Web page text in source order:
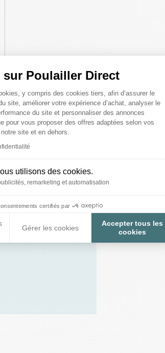
sur Poulailler Direct
de Gestion du
y compris des cookies tiers, afin d’assurer le
site, améliorer votre expérience d’achat, analyser le
du site et personnaliser des annonces
pour vous proposer des offres adaptées selon vos
site et en dehors.
utilisons des cookies.
remarketing et automatisation
certifiés par
Gérer les cookies
Accepter tous les
cookies
Axeptio consent